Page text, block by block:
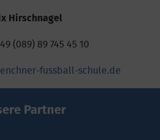
Hirschnagel
(089) 89 745 45 10
fussball-schule.de
Partner